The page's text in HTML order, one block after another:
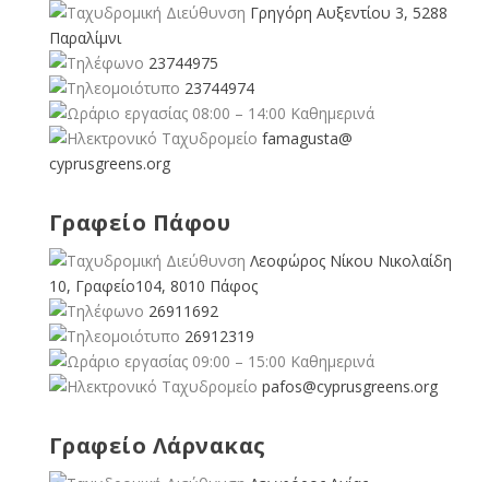
Γρηγόρη Αυξεντίου 3, 5288
Παραλίμνι
23744975
23744974
08:00 – 14:00 Καθημερινά
famagusta@
cyprusgreens.org
Γραφείο Πάφου
Λεοφώρος Νίκου Νικολαίδη
10, Γραφείο104, 8010 Πάφος
26911692
26912319
09:00 – 15:00 Καθημερινά
pafos@cyprusgreens.org
Γραφείο Λάρνακας